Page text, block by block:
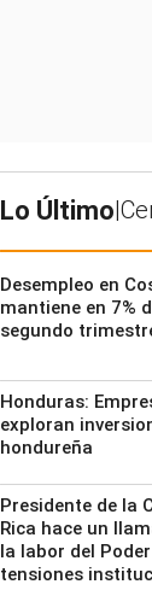
Lo Último|
Desempleo en
mantiene en 7%
segundo
Honduras:
exploran
hondureña
Presidente de la
Rica hace un
la labor del
tensiones